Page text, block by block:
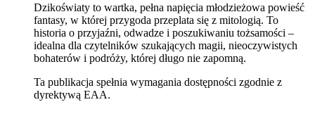
Dzikoświaty to wartka, pełna napięcia młodzieżowa powieść
fantasy, w której przygoda przeplata się z mitologią. To
historia o przyjaźni, odwadze i poszukiwaniu tożsamości –
idealna dla czytelników szukających magii, nieoczywistych
bohaterów i podróży, której długo nie zapomną.
Ta publikacja spełnia wymagania dostępności zgodnie z
dyrektywą EAA.